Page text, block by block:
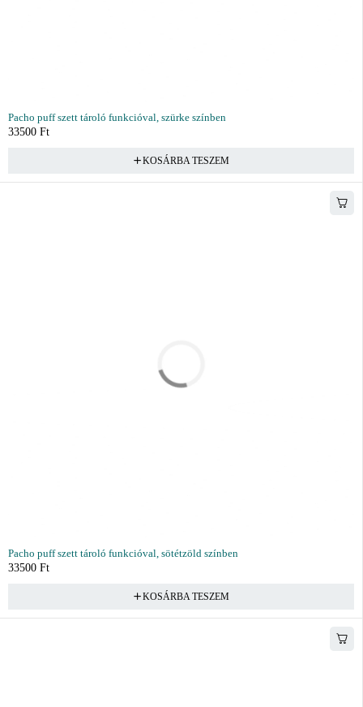
Pacho puff szett tároló funkcióval, szürke színben
33500 Ft
KOSÁRBA TESZEM
Pacho puff szett tároló funkcióval, sötétzöld színben
33500 Ft
KOSÁRBA TESZEM